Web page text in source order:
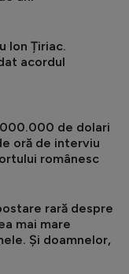
Ion Țiriac.
acordul
de dolari
oră de interviu
românesc
rară despre
mai mare
Și doamnelor,